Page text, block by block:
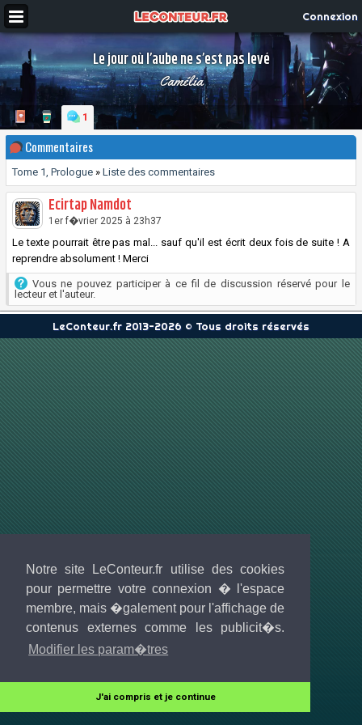
Notre site LeConteur.fr utilise des cookies
pour permettre votre connexion � l'espace
membre, mais �galement pour l'affichage de
contenus externes comme les publicit�s.
Modifier les param�tres
J'ai compris et je continue
Connexion
Le jour où l’aube ne s’est pas levé
Camélia
1
Commentaires
Tome 1, Prologue » Liste des commentaires
Ecirtap Namdot
1er f�vrier 2025 à 23h37
Le texte pourrait être pas mal... sauf qu'il est écrit deux fois de suite ! A
reprendre absolument ! Merci
Vous ne pouvez participer à ce fil de discussion réservé pour le
lecteur et l'auteur.
LeConteur.fr 2013-2026 © Tous droits réservés